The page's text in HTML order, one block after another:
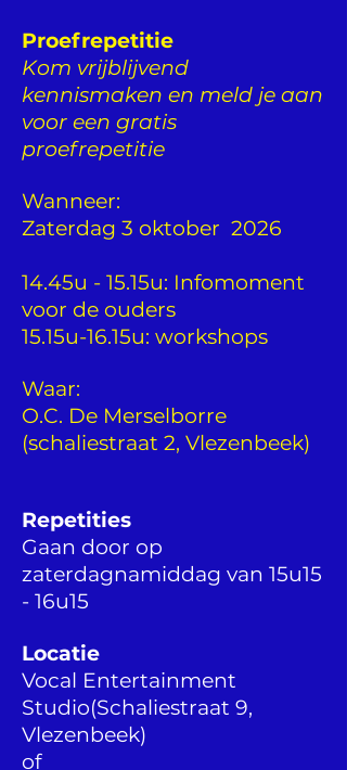
Proefrepetitie
Kom vrijblijvend
kennismaken en meld je aan
voor een gratis
proefrepetitie
Wanneer:
Zaterdag 3 oktober 2026
14.45u - 15.15u: Infomoment
voor de ouders
15.15u-16.15u: workshops
Waar:
O.C. De Merselborre
(schaliestraat 2, Vlezenbeek)
Repetities
Gaan door op
zaterdagnamiddag van 15u15
- 16u15
Locatie
Vocal Entertainment
Studio(Schaliestraat 9,
Vlezenbeek)
of